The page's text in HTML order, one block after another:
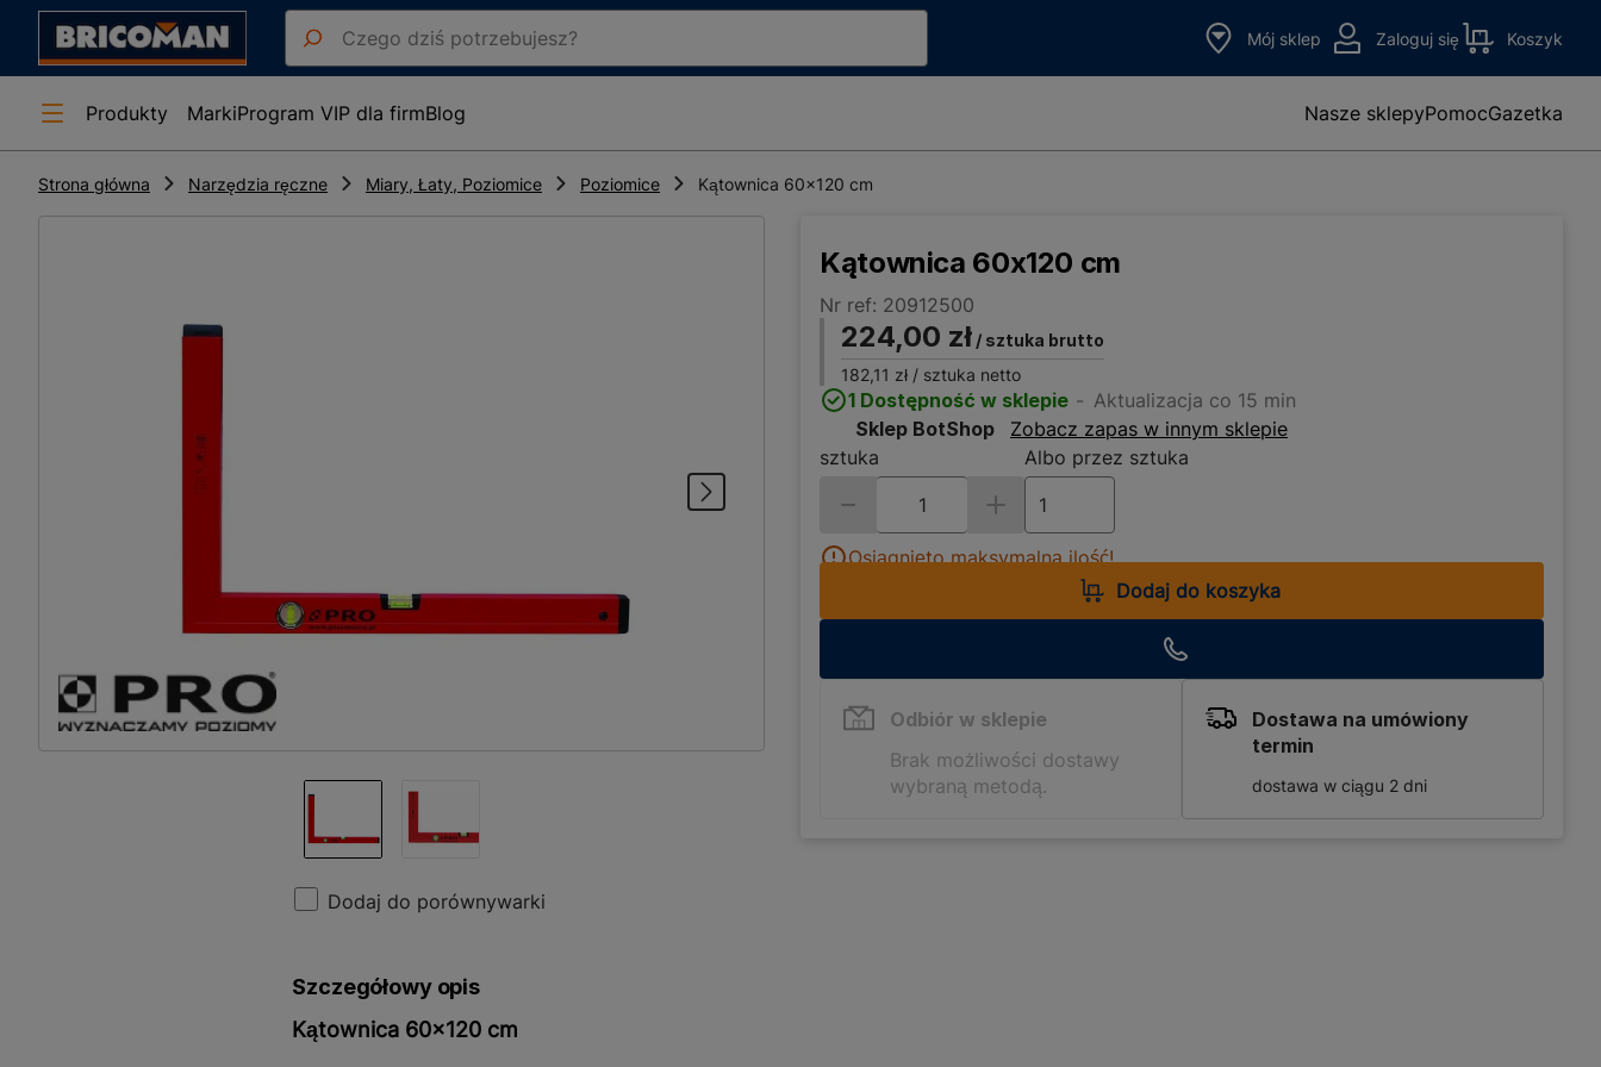
Mój sklep Zaloguj się Koszyk
Produkty MarkiProgram VIP dla firmBlog Nasze sklepyPomocGazetka
Strona główna Narzędzia ręczne Miary, Łaty, Poziomice Poziomice Kątownica 60x120 cm
Dodaj do porównywarki
Kątownica 60x120 cm
Nr ref: 20912500
224,00 zł / sztuka brutto
182,11 zł / sztuka netto
1 Dostępność w sklepie
Aktualizacja co 15 min
Sklep BotShop
Zobacz zapas w innym sklepie
sztuka
Albo przez sztuka
Osiągnięto maksymalną ilość!
Dodaj do koszyka
Odbiór w sklepie
Brak możliwości dostawy
wybraną metodą.
Dostawa na umówiony
termin
dostawa w ciągu 2 dni
Szczegółowy opis
Kątownica 60x120 cm